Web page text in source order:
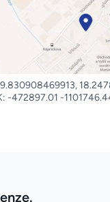
-472897.01 -